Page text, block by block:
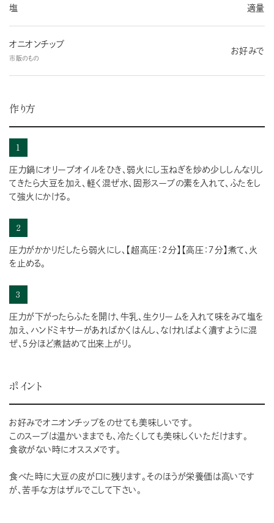
塩 適量
オニオンチップ
市販のもの
お好みで
作り方
1
圧力鍋にオリーブオイルをひき、弱火にし玉ねぎを炒め少ししんなりし
てきたら大豆を加え、軽く混ぜ水、固形スープの素を入れて、ふたをし
て強火にかける。
2
圧力がかかりだしたら弱火にし、【超高圧：２分】【高圧：７分】煮て、火
を止める。
3
圧力が下がったらふたを開け、牛乳、生クリームを入れて味をみて塩を
加え、ハンドミキサーがあればかくはんし、なければよく潰すように混
ぜ、５分ほど煮詰めて出来上がり。
ポイント
お好みでオニオンチップをのせても美味しいです。
このスープは温かいままでも、冷たくしても美味しくいただけます。
食欲がない時にオススメです。
食べた時に大豆の皮が口に残ります。そのほうが栄養価は高いです
が、苦手な方はザルでこして下さい。